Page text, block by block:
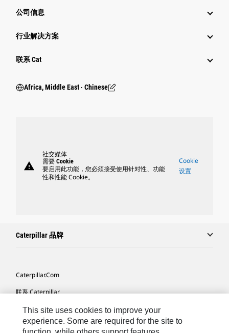
公司信息
行业解决方案
行业
联系 Cat
Africa, Middle East ‧ Chinese
warning
社交媒体
需要 Cookie
要启用此功能，您必须接受使用针对性、功能
性和性能 Cookie。
Cookie
设置
Caterpillar 品牌
Caterpillar.com
联系 Caterpillar
我的营销首选项
站点地图
This site uses cookies to improve your
experience. Some are required for the site to